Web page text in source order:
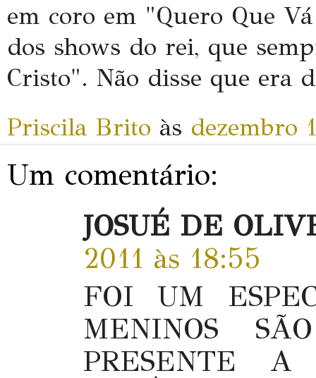
em coro em "Quero Que
dos shows do rei, que
Cristo". Não disse que era
Priscila Brito às dezembro
Um comentário:
JOSUÉ DE
2011 às 18:55
FOI UM
MENINOS
PRESENTE